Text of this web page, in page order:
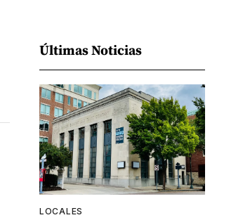
Últimas Noticias
LOCALES